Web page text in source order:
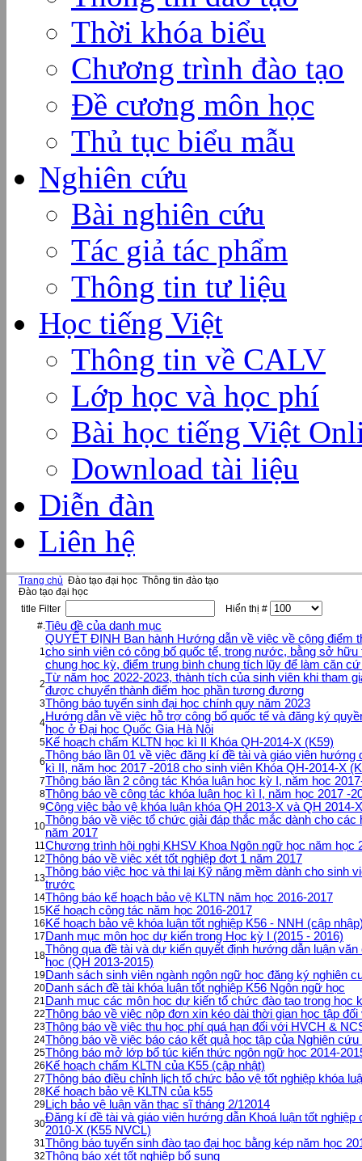
Thời khóa biểu
Chương trình đào tạo
Đề cương môn học
Thủ tục biểu mẫu
Nghiên cứu
Bài nghiên cứu
Tác giả tác phẩm
Thông tin tư liệu
Học tiếng Việt
Thông tin về CALV
Lớp học và học phí
Bài học tiếng Việt
Download tài liệu
Diễn đàn
Liên hệ
Trang chủ Đào tạo đại học Thông tin đào tạo
Đào tạo đại học
title Filter
Hiển thị #
#.Tiêu đề của danh mục
1
QUYẾT ĐỊNH Ban hành Hướng dẫn về việc về cộng điểm
cho sinh viên có công bố quốc tế, trong nước, bằng sở hữu
chung học kỳ, điểm trung bình chung tích lũy để làm căn
2Từ năm học 2022-2023, thành tích của sinh viên khi tham
được chuyển thành điểm học phần tương đương
3Thông báo tuyển sinh đại học chính quy năm 2023
4Hướng dẫn về việc hỗ trợ công bố quốc tế và đăng ký
học ở Đại học Quốc Gia Hà Nội
5Kế hoạch chấm KLTN học kì II Khóa QH-2014-X (K59)
6Thông báo lần 01 về việc đăng kí đề tài và giáo viên hướng
kì II, năm học 2017 -2018 cho sinh viên Khóa QH-2014-X
7Thông báo lần 2 công tác Khóa luận học kỳ I, năm học
8Thông báo về công tác khóa luận học kì I, năm học 2017 -
9Công việc bảo vệ khóa luận khóa QH 2013-X và QH 2014-X
10Thông báo về việc tổ chức giải đáp thắc mắc dành cho các
năm 2017
11Chương trình hội nghị KHSV Khoa Ngôn ngữ học năm học
12Thông báo về việc xét tốt nghiệp đợt 1 năm 2017
13Thông báo việc học và thi lại Kỹ năng mềm dành cho sinh
trước
14Thông báo kế hoạch bảo vệ KLTN năm học 2016-2017
15Kế hoạch công tác năm học 2016-2017
16 Kế hoạch bảo vệ khóa luận tốt nghiệp K56 - NNH (cập
17 Danh mục môn học dự kiến trong Học kỳ I (2015 - 2016)
18Thông qua đề tài và dự kiến quyết định hướng dẫn luận
học (QH 2013-2015)
19Danh sách sinh viên ngành ngôn ngữ học đăng ký nghiên
20Danh sách đề tài khóa luận tốt nghiệp K56 Ngôn ngữ học
21 Danh mục các môn học dự kiến tổ chức đào tạo trong học
22Thông báo về việc nộp đơn xin kéo dài thời gian học tập
23Thông báo về việc thu học phí quá hạn đối với HVCH &
24Thông báo về việc báo cáo kết quả học tập của Nghiên cứu
25Thông báo mở lớp bổ túc kiến thức ngôn ngữ học 2014-
26 Kế hoạch chấm KLTN của K55 (cập nhật)
27Thông báo điều chỉnh lịch tổ chức bảo vệ tốt nghiệp khóa
28Kế hoạch bảo vệ KLTN của k55
29 Lịch bảo vệ luận văn thạc sĩ tháng 2/12014
30Đăng kí đề tài và giáo viên hướng dẫn Khoá luận tốt nghiệp
2010-X (K55 NVCL)
31Thông báo tuyển sinh đào tạo đại học bằng kép năm học
32Thông báo xét tốt nghiệp bổ sung